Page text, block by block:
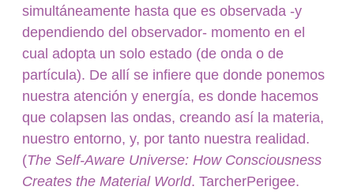
simultáneamente hasta que es observada -y
dependiendo del observador- momento en el
cual adopta un solo estado (de onda o de
partícula). De allí se infiere que donde ponemos
nuestra atención y energía, es donde hacemos
que colapsen las ondas, creando así la materia,
nuestro entorno, y, por tanto nuestra realidad.
(The Self-Aware Universe: How Consciousness
Creates the Material World. TarcherPerigee.